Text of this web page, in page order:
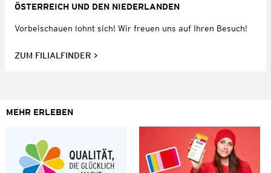
ÖSTERREICH UND DEN NIEDERLANDEN
Vorbeischauen lohnt sich! Wir freuen uns auf Ihren Besuch!
ZUM FILIALFINDER
MEHR ERLEBEN